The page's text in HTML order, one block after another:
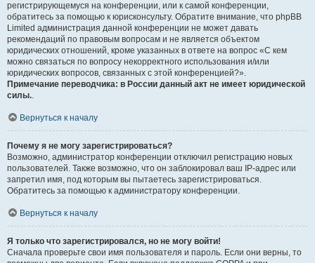
регистрирующемуся на конференции, или к самой конференции,
обратитесь за помощью к юрисконсульту. Обратите внимание, что phpBB
Limited администрация данной конференции не может давать
рекомендаций по правовым вопросам и не является объектом
юридических отношений, кроме указанных в ответе на вопрос «С кем
можно связаться по вопросу некорректного использования и/или
юридических вопросов, связанных с этой конференцией?».
Примечание переводчика: в России данный акт не имеет юридической
силы..
Вернуться к началу
Почему я не могу зарегистрироваться?
Возможно, администратор конференции отключил регистрацию новых
пользователей. Также возможно, что он заблокировал ваш IP-адрес или
запретил имя, под которым вы пытаетесь зарегистрироваться.
Обратитесь за помощью к администратору конференции.
Вернуться к началу
Я только что зарегистрировался, но не могу войти!
Сначала проверьте свои имя пользователя и пароль. Если они верны, то